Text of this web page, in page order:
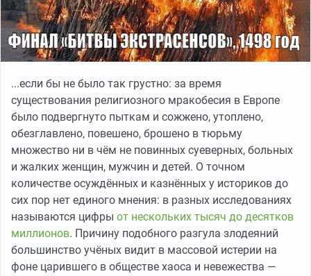
...если бы не было так грустно: за время
существования религиозного мракобесия в Европе
было подвергнуто пыткам и сожжено, утоплено,
обезглавлено, повешено, брошено в тюрьму
множество ни в чём не повинных суеверных, больных
и жалких женщин, мужчин и детей. О точном
количестве осуждённых и казнённых у историков до
сих пор нет единого мнения: в разных исследованиях
называются цифры от нескольких тысяч до десятков
миллионов. Причину подобного разгула злодеяний
большинство учёных видит в массовой истерии на
фоне царившего в обществе хаоса и невежества —